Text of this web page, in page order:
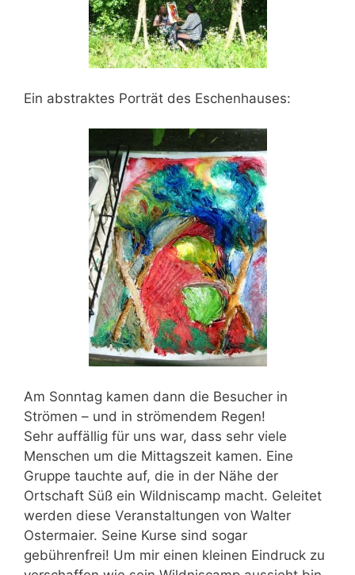
Ein abstraktes Porträt des Eschenhauses:
Am Sonntag kamen dann die Besucher in
Strömen – und in strömendem Regen!
Sehr auffällig für uns war, dass sehr viele
Menschen um die Mittagszeit kamen. Eine
Gruppe tauchte auf, die in der Nähe der
Ortschaft Süß ein Wildniscamp macht. Geleitet
werden diese Veranstaltungen von Walter
Ostermaier. Seine Kurse sind sogar
gebührenfrei! Um mir einen kleinen Eindruck zu